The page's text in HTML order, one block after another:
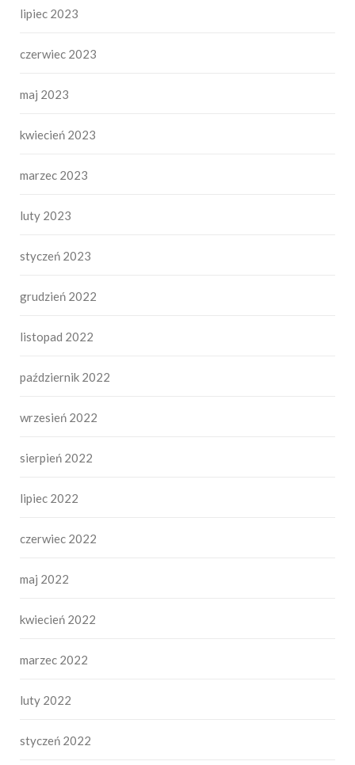
lipiec 2023
czerwiec 2023
maj 2023
kwiecień 2023
marzec 2023
luty 2023
styczeń 2023
grudzień 2022
listopad 2022
październik 2022
wrzesień 2022
sierpień 2022
lipiec 2022
czerwiec 2022
maj 2022
kwiecień 2022
marzec 2022
luty 2022
styczeń 2022